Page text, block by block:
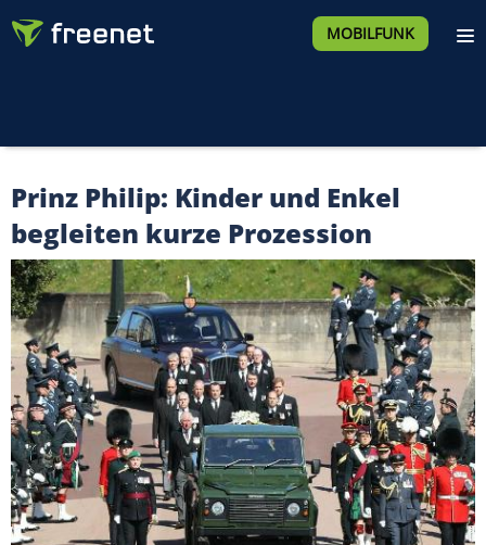
MOBILFUNK
Prinz Philip: Kinder und Enkel
begleiten kurze Prozession